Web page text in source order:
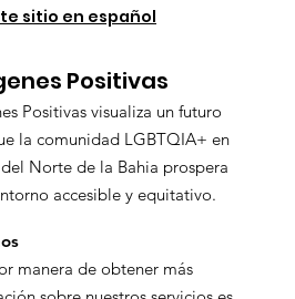
sitio en español
Positivas
Positivas visualiza un futuro
la comunidad LGBTQIA+ en
Norte de la Bahia prospera
accesible y equitativo.
manera de obtener más